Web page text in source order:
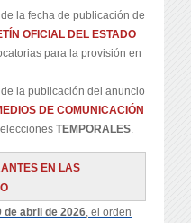
la fecha de publicación de
OFICIAL DEL ESTADO
para la provisión en
la publicación del anuncio
DE COMUNICACIÓN
TEMPORALES
EN LAS
de abril de 2026 , el orden